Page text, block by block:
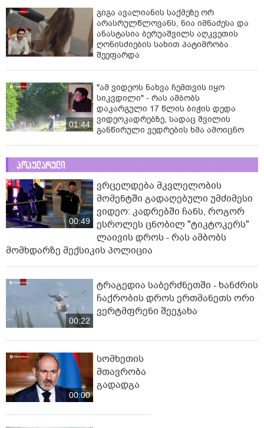
გიგა ავალიანის საქმეზე ორ
არასრულწლოვანს, ნია იმნაძესა და
ანასტასია ბერუაშვილს აღკვეთის
ღონისძიების სახით პატიმრობა
შეეფარდა
01:44
"ამ ვიდეოს ნახვა ჩემთვის იყო
სიკვდილი" - რას ამბობს
დაკარგული 17 წლის ბიჭის დედა
ვიდეოკადრებზე, სადაც შვილის
განწირული ვედრების ხმა ამოიცნო
პოპულარული
00:49
ვრცელდება მკვლელობის
მომენტში გადაღებული უმძიმესი
ვიდეო: კადრებში ჩანს, როგორ
ესროლეს ცნობილ "ტიკტოკერს"
ლაივის დროს - რას ამბობს
მომხდარზე მექსიკის პოლიცია
00:22
ტრაგედია საბერძნეთში - ხანძრის
ჩაქრობის დროს ერთმანეთს ორი
ვერტმფრენი შეეჯახა
00:00
სომხეთის
მთავრობა
გადადგა